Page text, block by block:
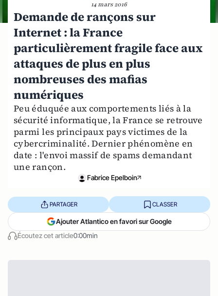
14 mars 2016
Demande de rançons sur
Internet : la France
particulièrement fragile face aux
attaques de plus en plus
nombreuses des mafias
numériques
Peu éduquée aux comportements liés à la
sécurité informatique, la France se retrouve
parmi les principaux pays victimes de la
cybercriminalité. Dernier phénomène en
date : l'envoi massif de spams demandant
une rançon.
Fabrice Epelboin
Écoutez cet article0:00min
PARTAGER CLASSER
Ajouter Atlantico en favori sur Google